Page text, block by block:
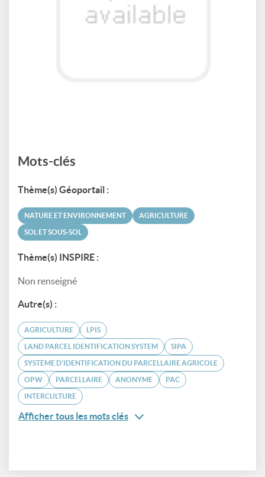
Mots-clés
Thème(s) Géoportail :
NATURE ET ENVIRONNEMENT AGRICULTURE
SOL ET SOUS-SOL
Thème(s) INSPIRE :
Non renseigné
Autre(s) :
AGRICULTURE LPIS
LAND PARCEL IDENTIFICATION SYSTEM SIPA
SYSTÈME D’IDENTIFICATION DU PARCELLAIRE AGRICOLE
OPW PARCELLAIRE ANONYME PAC
INTERCULTURE
Afficher tous les mots clés